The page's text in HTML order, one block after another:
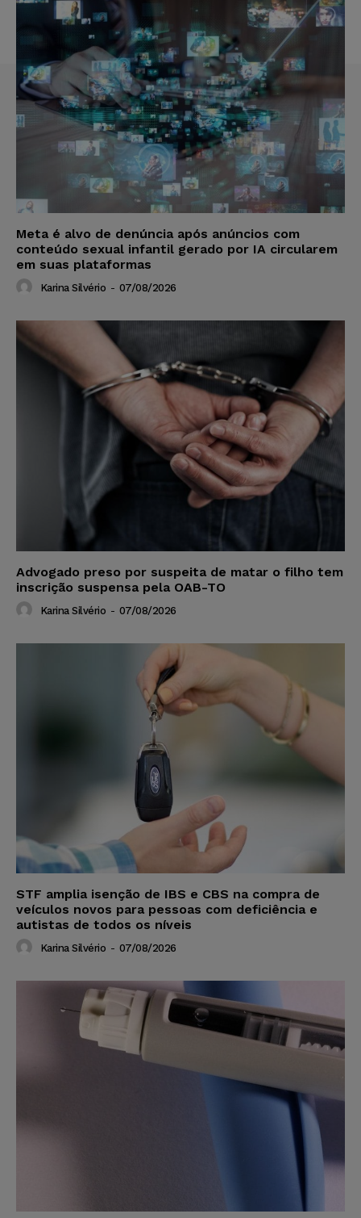
Meta é alvo de denúncia após anúncios com
conteúdo sexual infantil gerado por IA circularem
em suas plataformas
Karina Silvério - 07/08/2026
Advogado preso por suspeita de matar o filho tem
inscrição suspensa pela OAB-TO
Karina Silvério - 07/08/2026
STF amplia isenção de IBS e CBS na compra de
veículos novos para pessoas com deficiência e
autistas de todos os níveis
Karina Silvério - 07/08/2026